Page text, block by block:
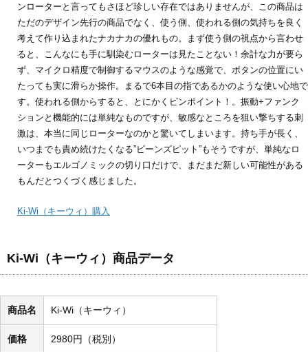
ンローターと言ってもさほど珍しい存在ではありませんが、この商品は
ただのデザイン先行の商品でなく、使う側、使われる側の気持ちを良く
考えて作り込まれたナカナカの優れもの。まず使う側の視点から言わせ
ると、こんなにも手に馴染むローターは見たことない！余計な力が要ら
ず、マイクロ精度で制御するマウスのような感覚で、ボタンの位置にい
たっても実に滑らか操作。まるで6本目の指であるかのような使い心地で
す。使われる側からすると、とにかくピンポイント！。振動+ファンク
ションと機能的には単純なものですが、敏感なところを狙い撃ちする刺
激は、本当に同じローターなのかと驚いてしまいます。持ち手が長く、
いつまでも責め続けたくなる”ビーンズピット”もそうですが、単純なロ
ーターもエルゴノミックの切り口だけで、まだまだ新しい可能性がある
もんだとつくづく感じました。
Ki-Wi（キーウィ）購入
Ki-Wi（キーウィ）商品データ
商品名 Ki-Wi（キーウィ）
価格 2980円（税別）